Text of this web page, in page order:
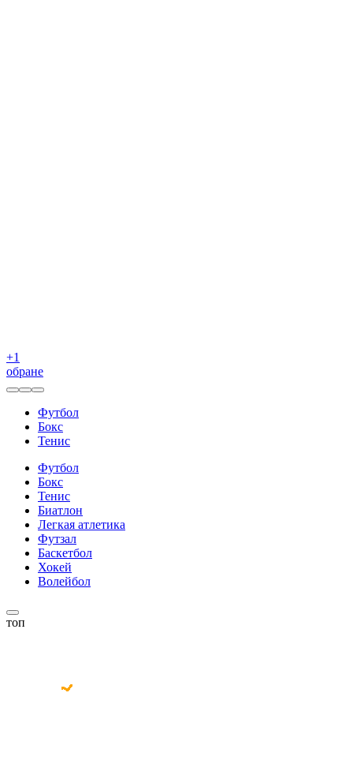
+1
обране
Футбол
Бокс
Тенис
Футбол
Бокс
Тенис
Биатлон
Легкая атлетика
Футзал
Баскетбол
Хокей
Волейбол
топ